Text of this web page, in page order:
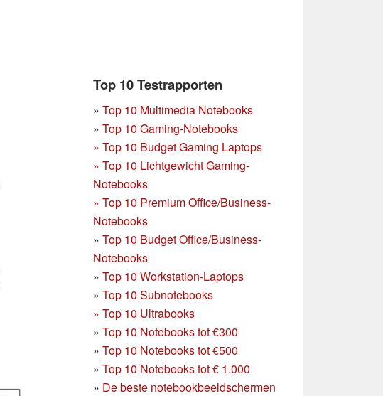
Top 10 Testrapporten
» Top 10 Multimedia Notebooks
» Top 10 Gaming-Notebooks
» Top 10 Budget Gaming Laptops
» Top 10 Lichtgewicht Gaming-
Notebooks
» Top 10 Premium Office/Business-
Notebooks
» Top 10 Budget Office/Business-
Notebooks
» Top 10 Workstation-Laptops
» Top 10 Subnotebooks
» Top 10 Ultrabooks
» Top 10 Notebooks tot €300
» Top 10 Notebooks tot €500
» Top 10 Notebooks tot € 1.000
» De beste notebookbeeldschermen